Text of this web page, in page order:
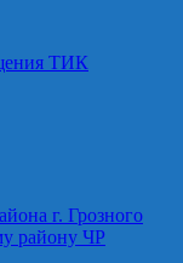
ТИК
г. Грозного
району ЧР